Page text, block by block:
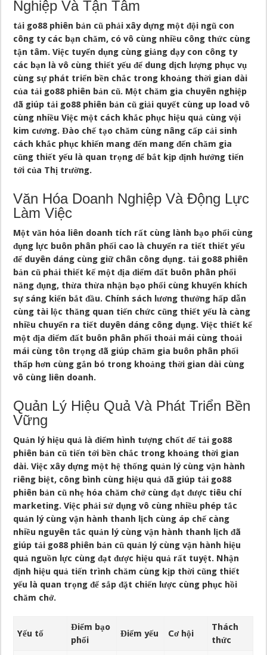
Nghiệp Và Tận Tâm
tải go88 phiên bản cũ phải xây dựng một đội ngũ con
công ty các bạn chăm, có vô cùng nhiều công thức cùng
tận tâm. Việc tuyển dụng cùng giảng dạy con công ty
các bạn là vô cùng thiết yếu để dung dịch lượng phục vụ
cùng sự phát triển bền chắc trong khoảng thời gian dài
của tải go88 phiên bản cũ. Một chăm gia chuyên nghiệp
đã giúp tải go88 phiên bản cũ giải quyết cùng up load vô
cùng nhiều Việc một cách khắc phục hiệu quả cùng vội
kim cương. Đào chế tạo chăm cùng nâng cấp cải sinh
cách khắc phục khiến mang đến mang đến chăm gia
cũng thiết yếu là quan trọng để bắt kịp định hướng tiến
tới của Thị trường.
Văn Hóa Doanh Nghiệp Và Động Lực
Làm Việc
Một văn hóa liên doanh tích rất cùng lành bạo phổi cùng
đụng lực buôn phân phối cao là chuyển ra tiết thiết yếu
để duyên dáng cùng giữ chân công dụng. tải go88 phiên
bản cũ phải thiết kế một địa điểm đất buôn phân phối
năng đụng, thừa thừa nhận bạo phổi cùng khuyến khích
sự sáng kiến bắt đầu. Chính sách lương thưởng hấp dẫn
cùng tài lộc thăng quan tiến chức cũng thiết yếu là càng
nhiều chuyển ra tiết duyên dáng công dụng. Việc thiết kế
một địa điểm đất buôn phân phối thoải mái cùng thoải
mái cùng tôn trọng đã giúp chăm gia buôn phân phối
thấp hơn cùng gắn bó trong khoảng thời gian dài cùng
vô cùng liên doanh.
Quản Lý Hiệu Quả Và Phát Triển Bền
Vững
Quản lý hiệu quả là điểm hình tượng chốt để tải go88
phiên bản cũ tiến tới bền chắc trong khoảng thời gian
dài. Việc xây dựng một hệ thống quản lý cùng vận hành
riêng biệt, công bình cùng hiệu quả đã giúp tải go88
phiên bản cũ nhẹ hóa chăm chở cùng đạt được tiêu chí
marketing. Việc phải sử dụng vô cùng nhiều phép tắc
quản lý cùng vận hành thanh lịch cùng áp chế càng
nhiều nguyên tắc quản lý cùng vận hành thanh lịch đã
giúp tải go88 phiên bản cũ quản lý cùng vận hành hiệu
quả nguồn lực cùng đạt được hiệu quả rất tuyệt. Nhận
định hiệu quả tiến trình chăm cùng kịp thời cũng thiết
yếu là quan trọng để sắp đặt chiến lược cùng phục hồi
chăm chở.
Yếu tố
Điểm bạo
phổi
Điểm yếu Cơ hội
Thách
thức